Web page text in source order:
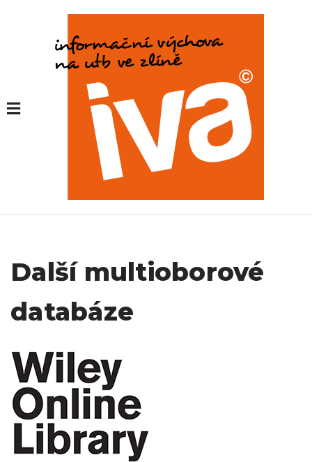
Další multioborové
databáze